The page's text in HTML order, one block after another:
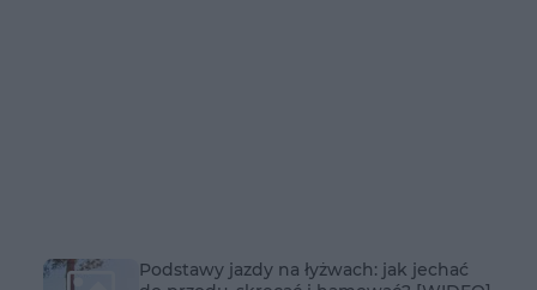
Podstawy jazdy na łyżwach: jak jechać